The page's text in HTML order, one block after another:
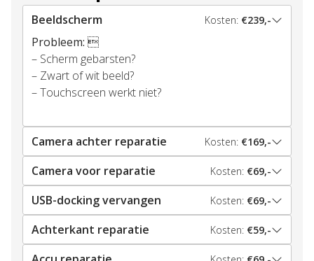
Beeldscherm Kosten: €239,-
Probleem: 
– Scherm gebarsten?
– Zwart of wit beeld?
– Touchscreen werkt niet?
Camera achter reparatie Kosten: €169,-
Camera voor reparatie Kosten: €69,-
USB-docking vervangen Kosten: €69,-
Achterkant reparatie Kosten: €59,-